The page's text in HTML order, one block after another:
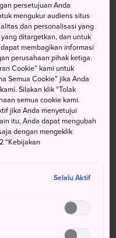
bagian ayam, bahkan
di Barat. Mulailah
daging putih yang
Sasami wasabi
sedikit, dan
di atasnya. Jika Anda
ampela atau hati
daging sapi, rasa
dengan cabai.
persetujuan Anda
mengukur audiens situs
dan personalisasi yang
ditargetkan, dan untuk
membagikan informasi
perusahaan pihak ketiga.
Cookie” kami untuk
Semua Cookie” jika Anda
Silakan klik “Tolak
semua cookie kami.
jika Anda menyetujui
itu, Anda dapat mengubah
dengan mengeklik
“Kebijakan
Selalu Aktif